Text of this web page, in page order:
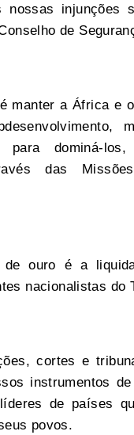
nossas injunções
de
manter a África e
para dominá-
das
de ouro é a
nacionalistas do
cortes e
instrumentos
de países
povos.